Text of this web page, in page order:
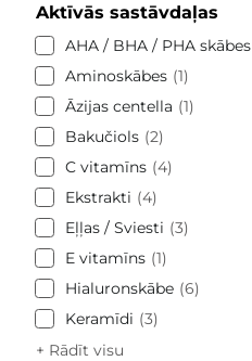
Aktīvās sastāvdaļas
AHA / BHA / PHA skābes
Aminoskābes 1
Āzijas centella
1
Bakučiols 2
C vitamīns 4
Ekstrakti
4
Eļļas / Sviesti
3
E vitamīns 1
Hialuronskābe 6
Keramīdi
3
+ Rādīt visu